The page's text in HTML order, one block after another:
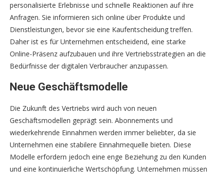
personalisierte Erlebnisse und schnelle Reaktionen auf ihre
Anfragen. Sie informieren sich online über Produkte und
Dienstleistungen, bevor sie eine Kaufentscheidung treffen.
Daher ist es für Unternehmen entscheidend, eine starke
Online-Präsenz aufzubauen und ihre Vertriebsstrategien an die
Bedürfnisse der digitalen Verbraucher anzupassen.
Neue Geschäftsmodelle
Die Zukunft des Vertriebs wird auch von neuen
Geschäftsmodellen geprägt sein. Abonnements und
wiederkehrende Einnahmen werden immer beliebter, da sie
Unternehmen eine stabilere Einnahmequelle bieten. Diese
Modelle erfordern jedoch eine enge Beziehung zu den Kunden
und eine kontinuierliche Wertschöpfung. Unternehmen müssen